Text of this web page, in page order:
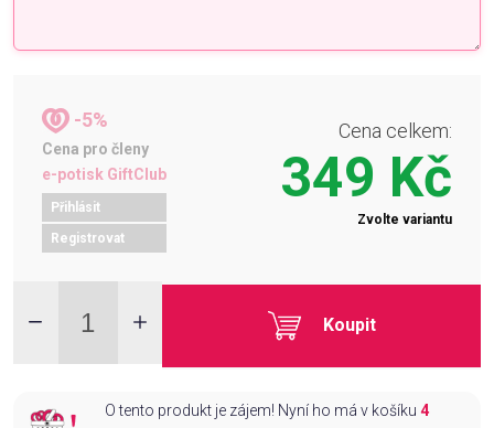
-5%
Cena pro členy
e-potisk GiftClub
Přihlásit
Registrovat
Cena celkem:
349 Kč
Zvolte variantu
Koupit
O tento produkt je zájem! Nyní ho má v košíku 4